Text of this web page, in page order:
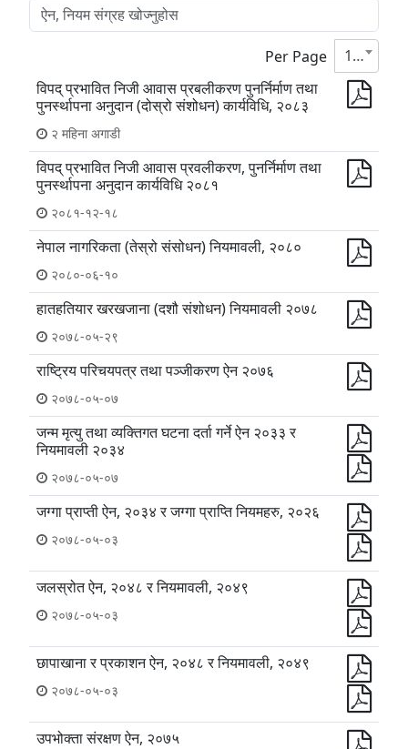
Per Page
10
विपद् प्रभावित निजी आवास प्रबलीकरण पुनर्निर्माण तथा
पुनर्स्थापना अनुदान (दोस्रो संशोधन) कार्यविधि, २०८३
२ महिना अगाडी
विपद् प्रभावित निजी आवास प्रवलीकरण, पुनर्निर्माण तथा
पुनर्स्थापना अनुदान कार्यविधि २०८१
२०८१-१२-१८
नेपाल नागरिकता (तेस्रो संसोधन) नियमावली, २०८०
२०८०-०६-१०
हातहतियार खरखजाना (दशौ संशोधन) नियमावली २०७८
२०७८-०५-२९
राष्ट्रिय परिचयपत्र तथा पञ्जीकरण ऐन २०७६
२०७८-०५-०७
जन्म मृत्यु तथा व्यक्तिगत घटना दर्ता गर्ने ऐन २०३३ र
नियमावली २०३४
२०७८-०५-०७
जग्गा प्राप्ती ऐन, २०३४ र जग्गा प्राप्ति नियमहरु, २०२६
२०७८-०५-०३
जलस्रोत ऐन, २०४८ र नियमावली, २०४९
२०७८-०५-०३
छापाखाना र प्रकाशन ऐन, २०४८ र नियमावली, २०४९
२०७८-०५-०३
उपभोक्ता संरक्षण ऐन, २०७५